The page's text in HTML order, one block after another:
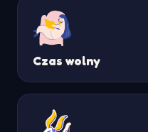
Czas wolny